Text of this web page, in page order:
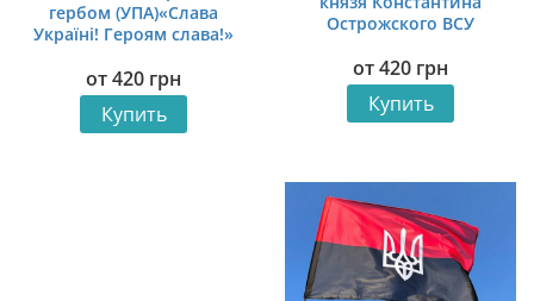
гербом (УПА)«Слава
Україні! Героям слава!»
от420 грн
Купить
Острожского ВСУ
от420 грн
Купить